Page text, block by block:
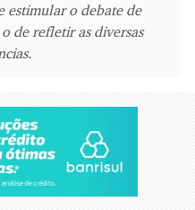
estimular o debate de
de refletir as diversas